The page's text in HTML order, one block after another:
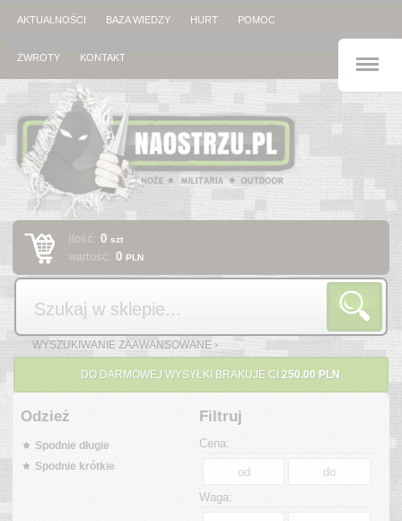
AKTUALNOŚCI BAZA WIEDZY HURT POMOC
ZWROTY KONTAKT
Ilość:0szt
wartość:0PLN
Szukaj
WYSZUKIWANIE ZAAWANSOWANE ›
DO DARMOWEJ WYSYŁKI BRAKUJE CI 250.00 PLN
Odzież
Spodnie długie
Spodnie krótkie
Filtruj
Cena:
Waga: